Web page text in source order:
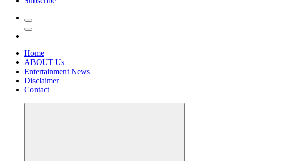
Home
ABOUT Us
Entertainment News
Disclaimer
Contact